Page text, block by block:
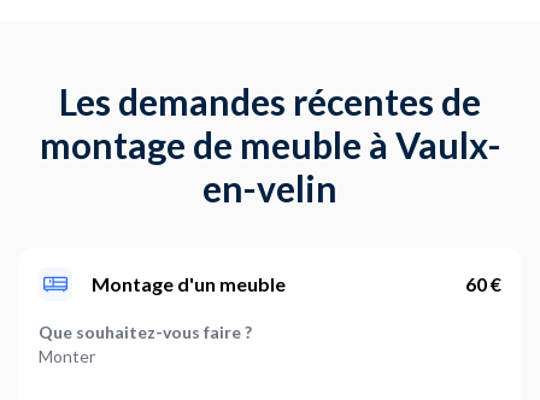
Les demandes récentes de
montage de meuble à Vaulx-
en-velin
Montage d'un meuble 60 €
Que souhaitez-vous faire ?
Monter